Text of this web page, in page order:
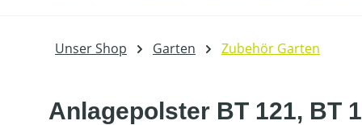
Unser Shop Garten Zubehör Garten
Anlagepolster BT 121, BT